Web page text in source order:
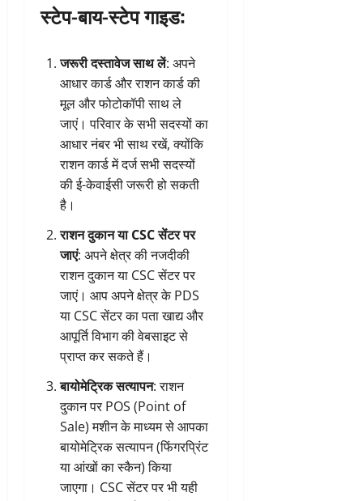
स्टेप-बाय-स्टेप गाइड:
जरूरी दस्तावेज साथ लें: अपने
आधार कार्ड और राशन कार्ड की
मूल और फोटोकॉपी साथ ले
जाएं। परिवार के सभी सदस्यों का
आधार नंबर भी साथ रखें, क्योंकि
राशन कार्ड में दर्ज सभी सदस्यों
की ई-केवाईसी जरूरी हो सकती
है।
राशन दुकान या CSC सेंटर पर
जाएं: अपने क्षेत्र की नजदीकी
राशन दुकान या CSC सेंटर पर
जाएं। आप अपने क्षेत्र के PDS
या CSC सेंटर का पता खाद्य और
आपूर्ति विभाग की वेबसाइट से
प्राप्त कर सकते हैं।
बायोमेट्रिक सत्यापन: राशन
दुकान पर POS (Point of
Sale) मशीन के माध्यम से आपका
बायोमेट्रिक सत्यापन (फिंगरप्रिंट
या आंखों का स्कैन) किया
जाएगा। CSC सेंटर पर भी यही